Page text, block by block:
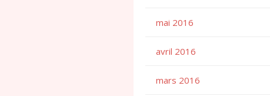
mai 2016
avril 2016
mars 2016